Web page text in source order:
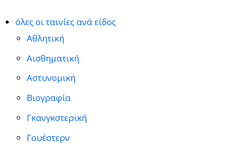
όλες οι ταινίες ανά είδος
Αθλητική
Αισθηματική
Αστυνομική
Βιογραφία
Γκανγκστερική
Γουέστερν